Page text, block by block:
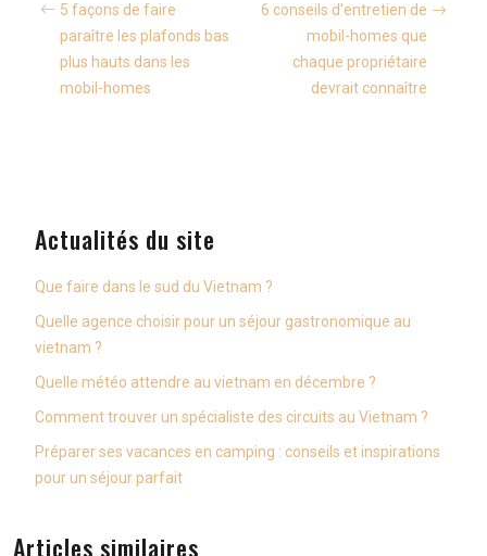
5 façons de faire
paraître les plafonds bas
plus hauts dans les
mobil-homes
6 conseils d’entretien de
mobil-homes que
chaque propriétaire
devrait connaître
Actualités du site
Que faire dans le sud du Vietnam ?
Quelle agence choisir pour un séjour gastronomique au
vietnam ?
Quelle météo attendre au vietnam en décembre ?
Comment trouver un spécialiste des circuits au Vietnam ?
Préparer ses vacances en camping : conseils et inspirations
pour un séjour parfait
Articles similaires